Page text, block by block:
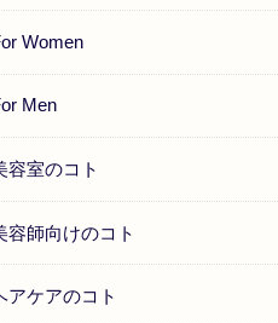
Women
Men
容室のコト
容師向けのコト
アケアのコト